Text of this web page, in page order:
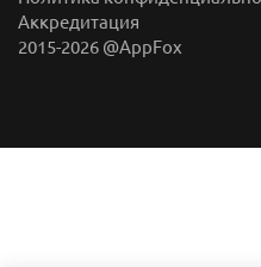
2015-2026 @AppFox
Аккредитация